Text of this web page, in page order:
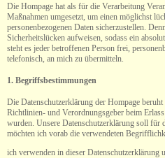
Die Hompage hat als für die Verarbeitung
Maßnahmen umgesetzt, um einen möglichst
personenbezogenen Daten sicherzustellen.
Sicherheitslücken aufweisen, sodass ein
steht es jeder betroffenen Person frei,
telefonisch, an mich zu übermitteln.
1. Begriffsbestimmungen
Die Datenschutzerklärung der Hompage
Richtlinien- und Verordnungsgeber beim
wurden. Unsere Datenschutzerklärung soll für
möchten ich vorab die verwendeten
ich verwenden in dieser Datenschutzerklärung